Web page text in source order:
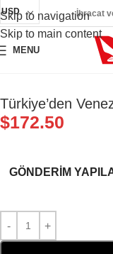
Skip to navigation
Skip to main content
USD İhracat
MENU
Türkiye’den
$172.50
GÖNDERIM